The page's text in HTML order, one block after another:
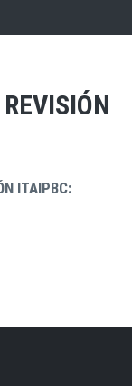
ITAIPBC: